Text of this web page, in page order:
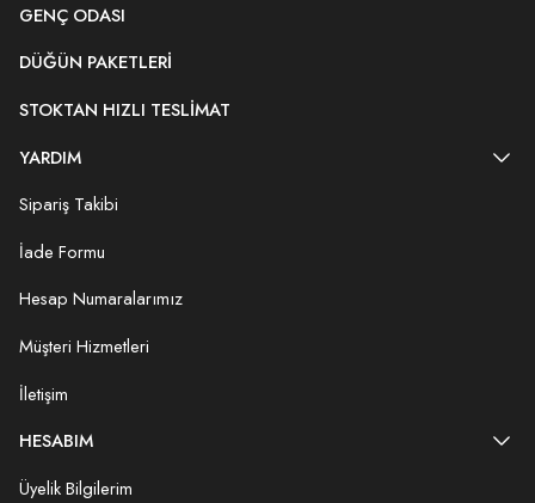
GENÇ ODASI
DÜĞÜN PAKETLERI
STOKTAN HIZLI TESLIMAT
YARDIM
Sipariş Takibi
İade Formu
Hesap Numaralarımız
Müşteri Hizmetleri
İletişim
HESABIM
Üyelik Bilgilerim